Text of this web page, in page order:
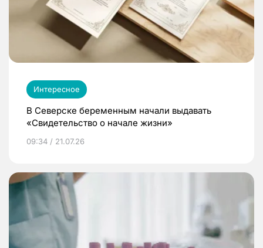
Интересное
В Северске беременным начали выдавать
«Свидетельство о начале жизни»
09:34 / 21.07.26